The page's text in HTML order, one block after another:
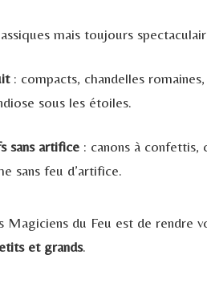
mais toujours
: compacts, chandelles
sous les étoiles.
sans artifice : canons à confettis,
sans feu d’artifice.
Magiciens du Feu est de rendre
et grands.